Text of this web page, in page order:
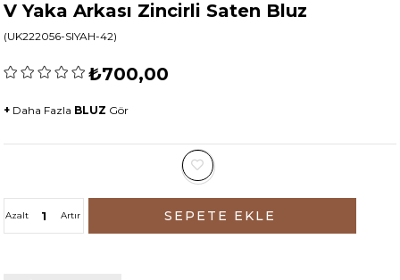
V Yaka Arkası Zincirli Saten Bluz
(UK222056-SIYAH-42)
₺700,00
+ Daha Fazla BLUZ Gör
Artır
Azalt